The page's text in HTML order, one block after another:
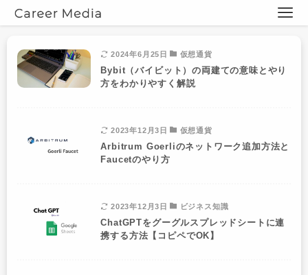
2024年6月25日 仮想通貨
Bybit（バイビット）の両建ての意味とやり
方をわかりやすく解説
2023年12月3日 仮想通貨
Arbitrum Goerliのネットワーク追加方法と
Faucetのやり方
2023年12月3日 ビジネス知識
ChatGPTをグーグルスプレッドシートに連
携する方法【コピペでOK】